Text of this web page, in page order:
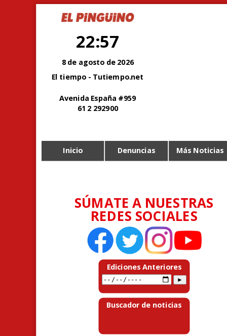
22:57
8 de agosto de 2026
El tiempo - Tutiempo.net
Avenida España #959
61 2 292900
Inicio Denuncias Más Noticias
SÚMATE A NUESTRAS
REDES SOCIALES
Ediciones Anteriores
Buscador de noticias